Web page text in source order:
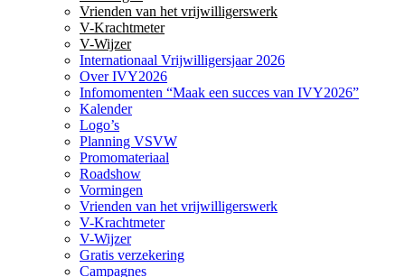
Vrienden van het vrijwilligerswerk
V-Krachtmeter
V-Wijzer
Internationaal Vrijwilligersjaar 2026
Over IVY2026
Infomomenten “Maak een succes van IVY2026”
Kalender
Logo’s
Planning VSVW
Promomateriaal
Roadshow
Vormingen
Vrienden van het vrijwilligerswerk
V-Krachtmeter
V-Wijzer
Gratis verzekering
Campagnes